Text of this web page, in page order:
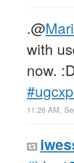
.@
with
now.
11:26 AM,